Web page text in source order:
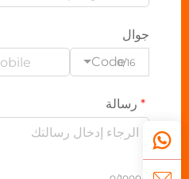
جوال
Code0/16
رسالة